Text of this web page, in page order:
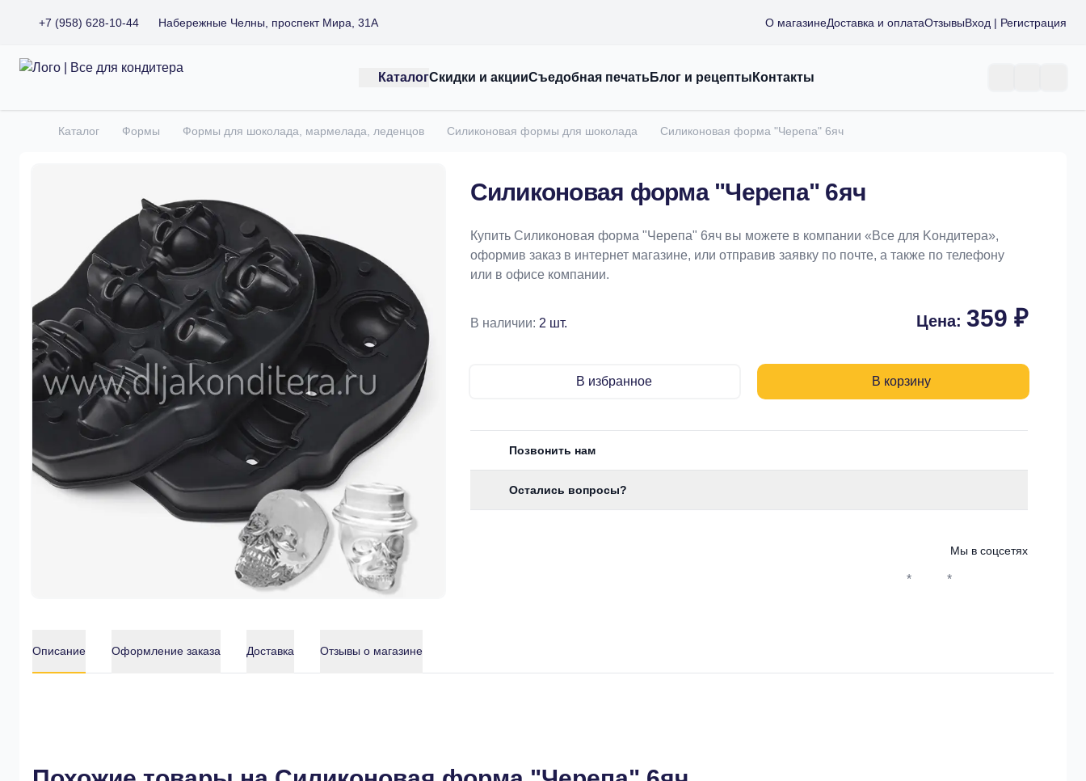
+7 (958) 628-10-44 Набережные Челны, проспект Мира, 31А О магазинеДоставка и оплатаОтзывыВход | Регистрация
Все для кондитера
КаталогСкидки и акцииСъедобная печатьБлог и рецепты Контакты
Главная
Каталог Формы Формы для шоколада, мармелада, леденцов Силиконовая формы для шоколада Силиконовая форма "Черепа" 6яч
Силиконовая форма "Черепа" 6яч
Купить Силиконовая форма "Черепа" 6яч вы можете в компании «Bce для Koндитeрa»,
оформив заказ в интернет магазине, или отправив заявку по почте, а также по телефону
или в офисе компании.
В наличии: 2 шт. Цена: 359 ₽
В избранное В корзину
Позвонить нам
Остались вопросы?
Мы в соцсетях
* *
Описание Оформление заказа Доставка Отзывы о магазине